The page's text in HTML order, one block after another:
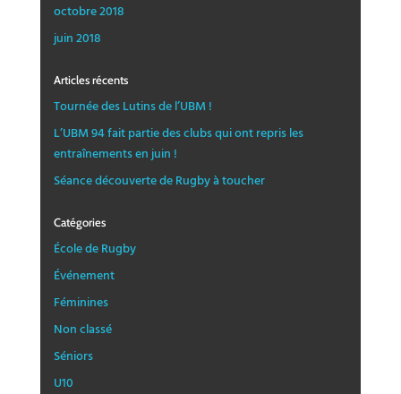
octobre 2018
juin 2018
Articles récents
Tournée des Lutins de l’UBM !
L’UBM 94 fait partie des clubs qui ont repris les
entraînements en juin !
Séance découverte de Rugby à toucher
Catégories
École de Rugby
Événement
Féminines
Non classé
Séniors
U10